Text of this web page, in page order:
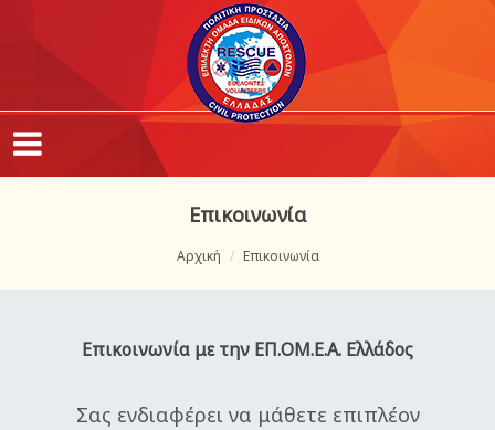
Επικοινωνία
Αρχική Επικοινωνία
Επικοινωνία με την ΕΠ.ΟΜ.Ε.Α. Ελλάδος
Σας ενδιαφέρει να μάθετε επιπλέον